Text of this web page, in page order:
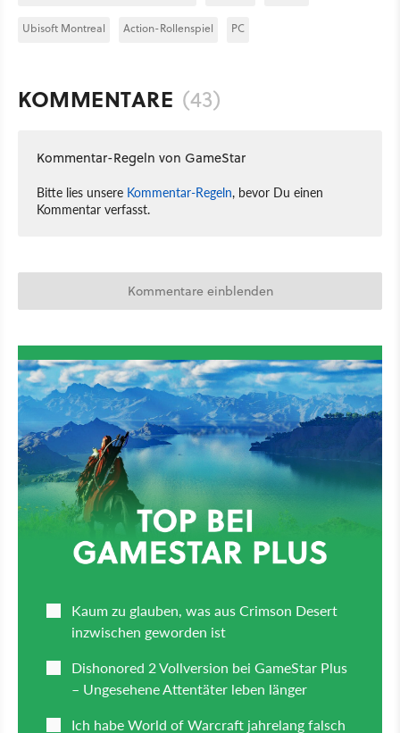
Ubisoft Montreal Action-Rollenspiel PC
KOMMENTARE (43)
Kommentar-Regeln von GameStar
Bitte lies unsere Kommentar-Regeln, bevor Du einen
Kommentar verfasst.
Kommentare einblenden